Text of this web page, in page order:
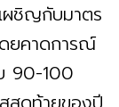
ผชิญกับมาตร
ยคาดการณ์
90-100